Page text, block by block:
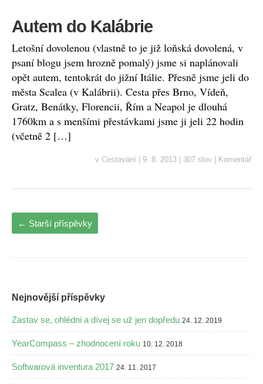
Autem do Kalábrie
Letošní dovolenou (vlastně to je již loňská dovolená, v
psaní blogu jsem hrozně pomalý) jsme si naplánovali
opět autem, tentokrát do jižní Itálie. Přesně jsme jeli do
města Scalea (v Kalábrii). Cesta přes Brno, Vídeň,
Gratz, Benátky, Florencii, Řím a Neapol je dlouhá
1760km a s menšími přestávkami jsme ji jeli 22 hodin
(včetně 2 […]
v Cestování 9. 8. 2013 307 slov Komentář
← Starší příspěvky
Nejnovější příspěvky
Zastav se, ohlédni a dívej se už jen dopředu 24. 12. 2019
YearCompass – zhodnocení roku 10. 12. 2018
Softwarová inventura 2017 24. 11. 2017